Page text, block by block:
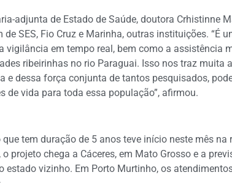
adjunta de Estado de Saúde, doutora Crhistinne
de SES, Fio Cruz e Marinha, outras instituições. “É
vigilância em tempo real, bem como a assistência
ribeirinhas no rio Paraguai. Isso nos traz muita
e dessa força conjunta de tantos pesquisados,
de vida para toda essa população”, afirmou.
que tem duração de 5 anos teve início neste mês
o projeto chega a Cáceres, em Mato Grosso e a
estado vizinho. Em Porto Murtinho, os